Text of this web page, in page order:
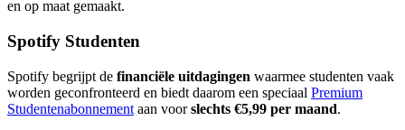
en op maat gemaakt.
Spotify Studenten
Spotify begrijpt de financiële uitdagingen waarmee studenten vaak
worden geconfronteerd en biedt daarom een speciaal Premium
Studentenabonnement aan voorslechts €5,99 per maand.